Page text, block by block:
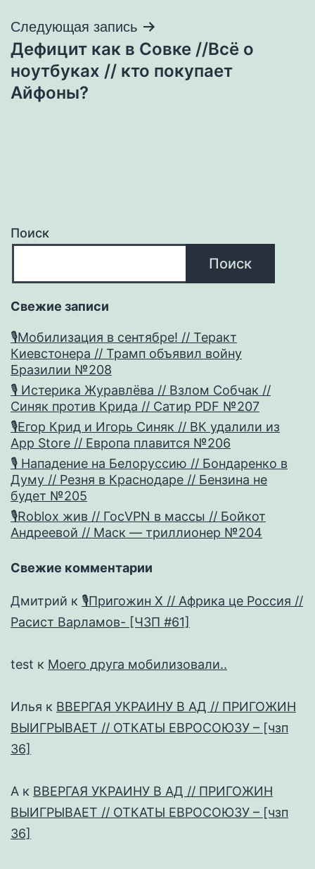
Следующая запись
Дефицит как в Совке //Всё о
ноутбуках // кто покупает
Айфоны?
Поиск
Поиск
Свежие записи
🎙Мобилизация в сентябре! // Теракт
Киевстонера // Трамп объявил войну
Бразилии №208
🎙 Истерика Журавлёва // Взлом Собчак //
Синяк против Крида // Сатир PDF №207
🎙Егор Крид и Игорь Синяк // ВК удалили из
App Store // Европа плавится №206
🎙 Нападение на Белоруссию // Бондаренко в
Думу // Резня в Краснодаре // Бензина не
будет №205
🎙Roblox жив // ГосVPN в массы // Бойкот
Андреевой // Маск — триллионер №204
Свежие комментарии
Дмитрий к 🎙Пригожин X // Африка це Россия //
Расист Варламов- [ЧЗП #61]
test к Моего друга мобилизовали..
Илья к ВВЕРГАЯ УКРАИНУ В АД // ПРИГОЖИН
ВЫИГРЫВАЕТ // ОТКАТЫ ЕВРОСОЮЗУ – [чзп
36]
А к ВВЕРГАЯ УКРАИНУ В АД // ПРИГОЖИН
ВЫИГРЫВАЕТ // ОТКАТЫ ЕВРОСОЮЗУ – [чзп
36]